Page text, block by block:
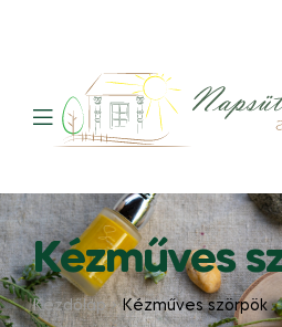
Kézműves
Kezdőlap Kézműves szörpök